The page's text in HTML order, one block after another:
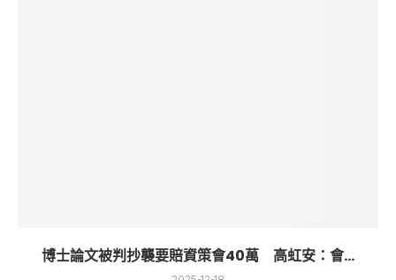
博士論文被判抄襲要賠資策會40萬 高虹安：會...